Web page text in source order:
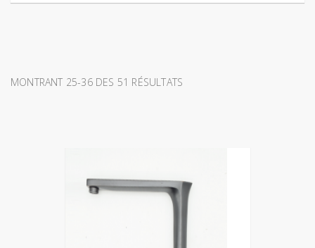
MONTRANT 25-36 DES 51 RÉSULTATS